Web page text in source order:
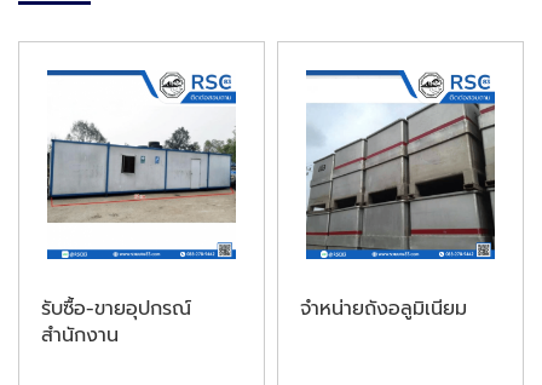
รับซื้อ-ขายอุปกรณ์
สำนักงาน
จำหน่ายถังอลูมิเนียม